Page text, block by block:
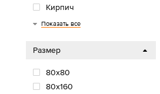
Кирпич
Моноколор
Мрамор
Обои
Орнамент
Паркет
Терраццо
Травертин
Цветы
Цемент
Показать все
Размер
80х80
80x160